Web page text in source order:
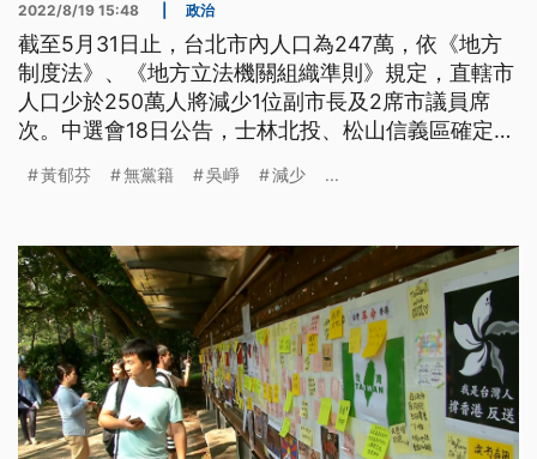
2022/8/19 15:48 政治
截至5月31日止，台北市內人口為247萬，依《地方
制度法》、《地方立法機關組織準則》規定，直轄市
人口少於250萬人將減少1位副市長及2席市議員席
次。中選會18日公告，士林北投、松山信義區確定成
再接再厲？差500票落榜的吳崢少了政黨奧援，如何
黃郁芬 無黨籍 吳崢 減少 ...